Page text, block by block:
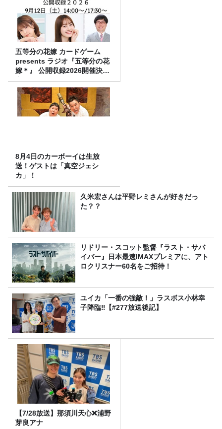
五等分の花嫁 カードゲーム
presents ラジオ『五等分の花
嫁＊』 公開収録2026開催決
定！
8月4日のカーボーイは生放
送！ゲストは「真空ジェシ
カ」！
久米宏さんは平野レミさんが好きだっ
た？？
リドリー・スコット監督『ラスト・サバ
イバー』日本最速IMAXプレミアに、アト
ロクリスナー60名をご招待！
ユイカ「一番の強敵！」ラスボス小林幸
子降臨‼【#277放送後記】
【7/28放送】那須川天心❌浦野
芽良アナ